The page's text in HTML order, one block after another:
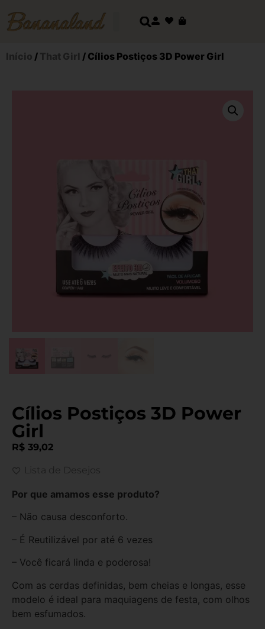
Início / That Girl / Cílios Postiços 3D Power Girl
Cílios Postiços 3D Power
Girl
R$ 39,02
Lista de Desejos
Por que amamos esse produto?
– Não causa desconforto.
– É Reutilizável por até 6 vezes
– Você ficará linda e poderosa!
Com as cerdas definidas, bem cheias e longas, esse
modelo é ideal para maquiagens de festa, com olhos
bem esfumados.